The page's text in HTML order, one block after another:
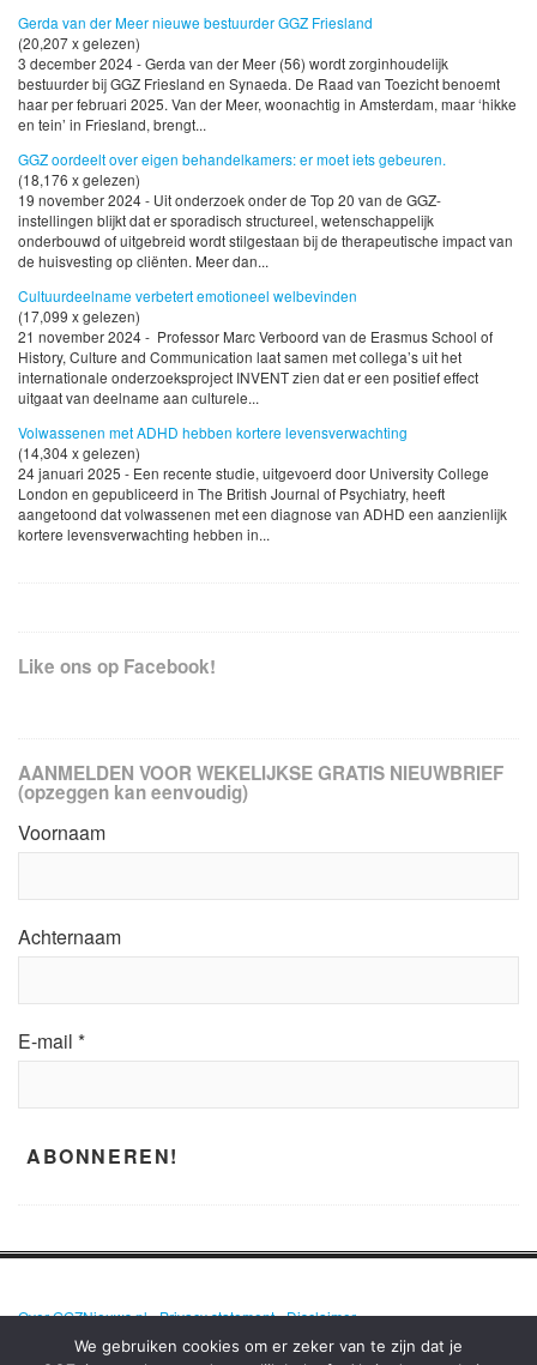
Gerda van der Meer nieuwe bestuurder GGZ Friesland
(20,207 x gelezen)
3 december 2024 - Gerda van der Meer (56) wordt zorginhoudelijk
bestuurder bij GGZ Friesland en Synaeda. De Raad van Toezicht benoemt
haar per februari 2025. Van der Meer, woonachtig in Amsterdam, maar ‘hikke
en tein’ in Friesland, brengt...
GGZ oordeelt over eigen behandelkamers: er moet iets gebeuren.
(18,176 x gelezen)
19 november 2024 - Uit onderzoek onder de Top 20 van de GGZ-
instellingen blijkt dat er sporadisch structureel, wetenschappelijk
onderbouwd of uitgebreid wordt stilgestaan bij de therapeutische impact van
de huisvesting op cliënten. Meer dan...
Cultuurdeelname verbetert emotioneel welbevinden
(17,099 x gelezen)
21 november 2024 - Professor Marc Verboord van de Erasmus School of
History, Culture and Communication laat samen met collega’s uit het
internationale onderzoeksproject INVENT zien dat er een positief effect
uitgaat van deelname aan culturele...
Volwassenen met ADHD hebben kortere levensverwachting
(14,304 x gelezen)
24 januari 2025 - Een recente studie, uitgevoerd door University College
London en gepubliceerd in The British Journal of Psychiatry, heeft
aangetoond dat volwassenen met een diagnose van ADHD een aanzienlijk
kortere levensverwachting hebben in...
Like ons op Facebook!
AANMELDEN VOOR WEKELIJKSE GRATIS NIEUWBRIEF
(opzeggen kan eenvoudig)
Voornaam
Achternaam
E-mail *
Over GGZNieuws.nl•Privacy statement•Disclaimer
We gebruiken cookies om er zeker van te zijn dat je